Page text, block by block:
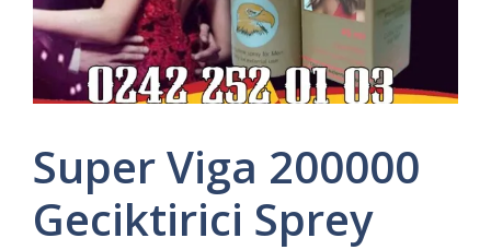
Super Viga 200000
Geciktirici Sprey